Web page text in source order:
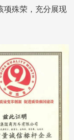
项殊荣，充分展现